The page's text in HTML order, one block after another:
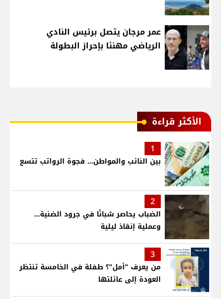
عمر مرجان يتصل برئيس النادي
الرياضي مهنئا بإحراز البطولة
الأكثر قراءة
1
بين النائب والمواطن... فجوة الرواتب تتسع
2
الضباب يحاصر شبانًا في جرود الضنية...
وعملية إنقاذ ليلية
3
من يعرف "أمل"؟ طفلة في الخامسة تنتظر
العودة إلى عائلتها